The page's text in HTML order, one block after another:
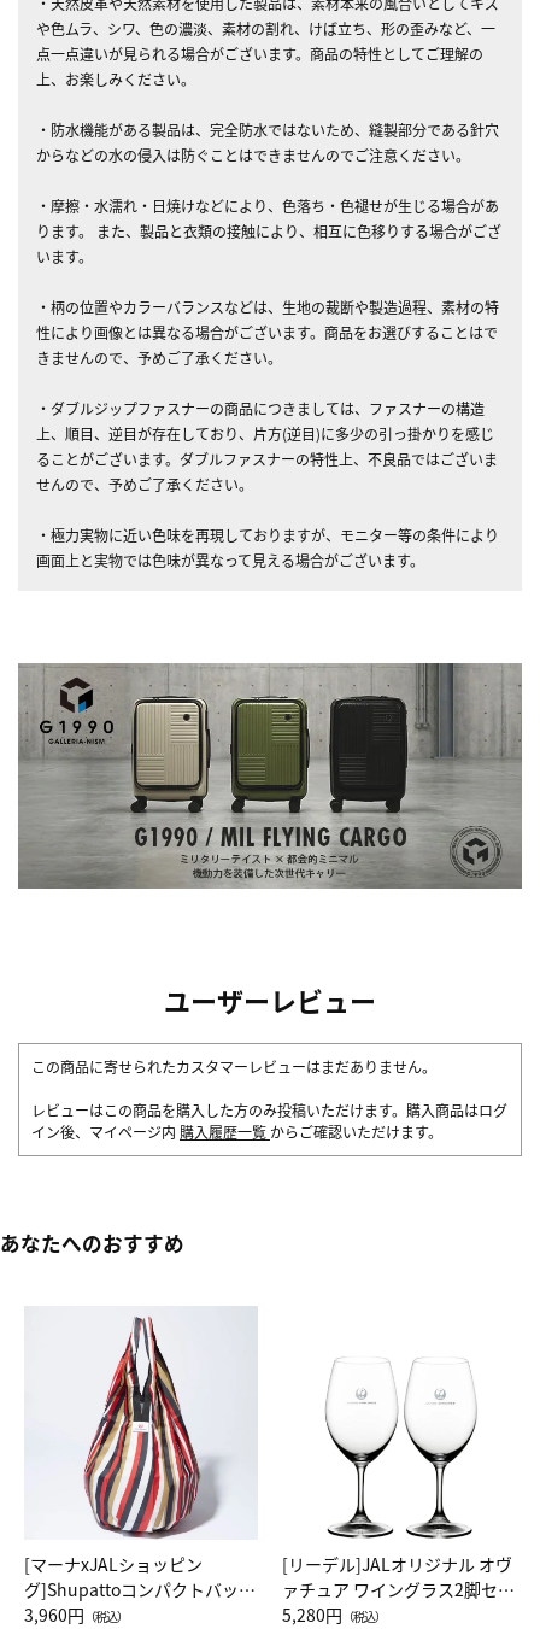
や色ムラ、シワ、色の濃淡、素材の割れ、けば立ち、形の歪みなど、一
点一点違いが見られる場合がございます。商品の特性としてご理解の
上、お楽しみください。
・防水機能がある製品は、完全防水ではないため、縫製部分である針穴
からなどの水の侵入は防ぐことはできませんのでご注意ください。
・摩擦・水濡れ・日焼けなどにより、色落ち・色褪せが生じる場合があ
ります。 また、製品と衣類の接触により、相互に色移りする場合がござ
います。
・柄の位置やカラーバランスなどは、生地の裁断や製造過程、素材の特
性により画像とは異なる場合がございます。商品をお選びすることはで
きませんので、予めご了承ください。
・ダブルジップファスナーの商品につきましては、ファスナーの構造
上、順目、逆目が存在しており、片方(逆目)に多少の引っ掛かりを感じ
ることがございます。ダブルファスナーの特性上、不良品ではございま
せんので、予めご了承ください。
・極力実物に近い色味を再現しておりますが、モニター等の条件により
画面上と実物では色味が異なって見える場合がございます。
ユーザーレビュー
この商品に寄せられたカスタマーレビューはまだありません。
レビューはこの商品を購入した方のみ投稿いただけます。購入商品はログ
イン後、マイページ内 購入履歴一覧 からご確認いただけます。
あなたへのおすすめ
[マーナxJALショッピン
グ]Shupattoコンパクトバッグ
Drop JAL客室乗務員（LC）ス
3,960円 （税込）
[リーデル]JALオリジナル オヴ
ァチュア ワイングラス2脚セッ
ト（レッドワイン）
5,280円 （税込）